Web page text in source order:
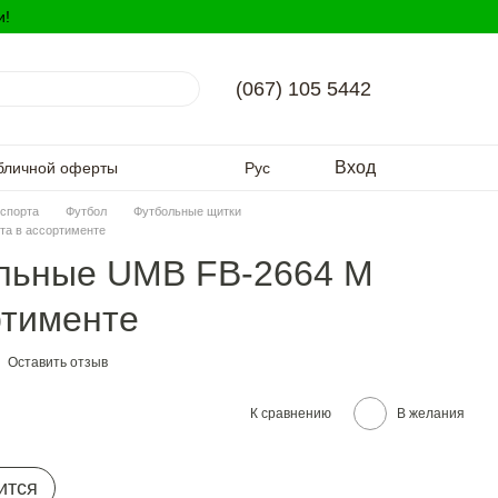
(067) 105 5442
оферты Рус Вход
Футбол
Футбольные щитки
в ассортименте
UMB FB-2664 М
Оставить отзыв
К сравнению В желания